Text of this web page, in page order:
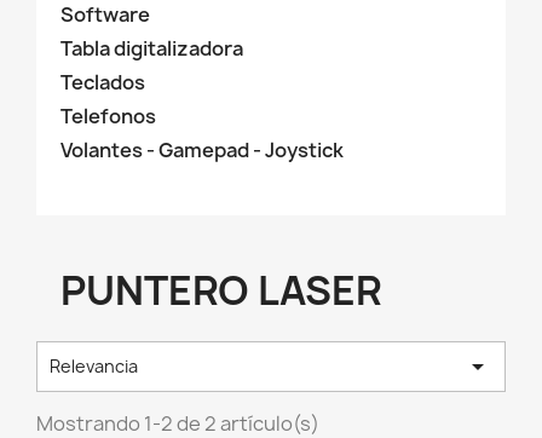
Software
Tabla digitalizadora
Teclados
Telefonos
Volantes - Gamepad - Joystick
PUNTERO LASER
Relevancia 
Mostrando 1-2 de 2 artículo(s)